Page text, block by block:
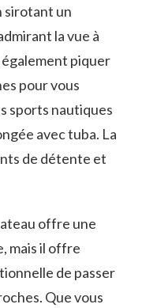
sirotant un
la vue à
piquer
pour vous
sports nautiques
avec tuba. La
de détente et
offre une
mais il offre
⁣de ‍passer
Que vous